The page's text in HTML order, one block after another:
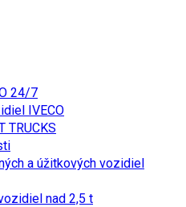
24/7
IVECO
TRUCKS
a úžitkových vozidiel
nad 2,5 t